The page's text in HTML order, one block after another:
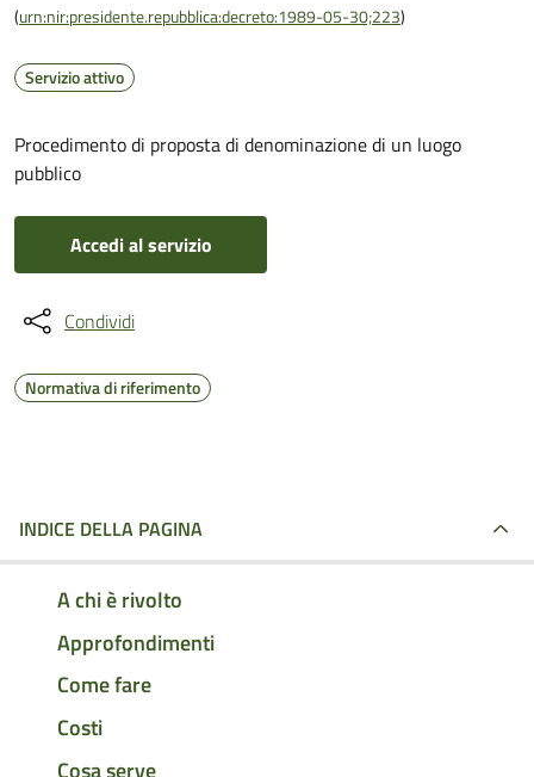
(urn:nir:presidente.repubblica:decreto:1989-05-30;223)
Servizio attivo
Procedimento di proposta di denominazione di un luogo
pubblico
Accedi al servizio
Condividi
Normativa di riferimento
INDICE DELLA PAGINA
A chi è rivolto
Approfondimenti
Come fare
Costi
Cosa serve